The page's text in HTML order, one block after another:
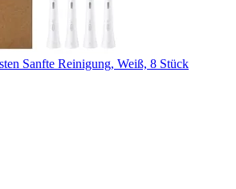
Sanfte Reinigung, Weiß, 8 Stück